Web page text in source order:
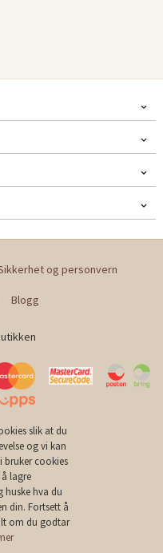
og personvern
Blogg
slik at du
og vi kan
bruker cookies
lagre
huske hva du
din. Fortsett å
om du godtar